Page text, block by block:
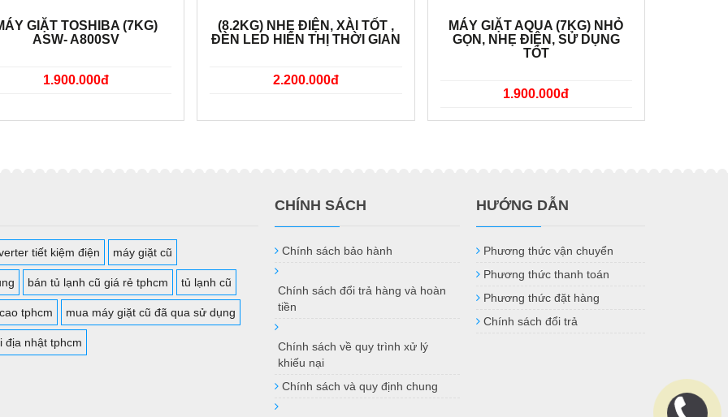
GIẶT TOSHIBA (7KG)
ASW- A800SV
1.900.000đ
(8.2KG) NHẸ ĐIỆN, XÀI TỐT ,
ĐÈN LED HIỂN THỊ THỜI GIAN
2.200.000đ
MÁY GIẶT AQUA (7KG) NHỎ
GỌN, NHẸ ĐIỆN, SỬ DỤNG
TỐT
1.900.000đ
tiết kiệm điện máy giặt cũ
bán tủ lạnh cũ giá rẻ tphcm tủ lạnh cũ
tphcm mua máy giặt cũ đã qua sử dụng
địa nhật tphcm
CHÍNH SÁCH
Chính sách bảo hành
Chính sách đổi trả hàng và hoàn
tiền
Chính sách về quy trình xử lý
khiếu nại
Chính sách và quy định chung
HƯỚNG DẪN
Phương thức vận chuyển
Phương thức thanh toán
Phương thức đặt hàng
Chính sách đổi trả